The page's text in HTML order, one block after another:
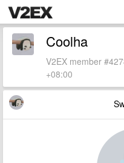
Coolha
V2EX member
+08:00